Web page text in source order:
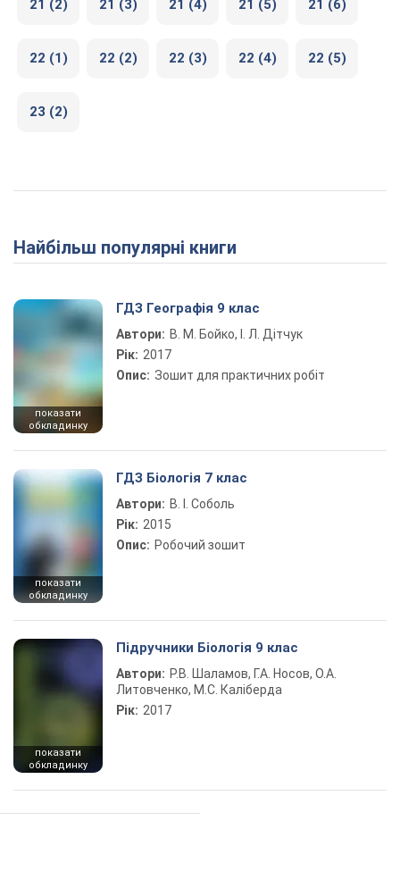
21 (2) 21 (3) 21 (4) 21 (5) 21 (6)
22 (1) 22 (2) 22 (3) 22 (4) 22 (5)
23 (2)
Найбільш популярні книги
показати
обкладинку
ГДЗ Географія 9 клас
Автори: В. М. Бойко, І. Л. Дітчук
Рік: 2017
Опис: Зошит для практичних робіт
показати
обкладинку
ГДЗ Біологія 7 клас
Автори: В. І. Соболь
Рік: 2015
Опис: Робочий зошит
показати
обкладинку
Підручники Біологія 9 клас
Автори: Р.В. Шаламов, Г.А. Носов, О.А.
Литовченко, М.С. Каліберда
Рік: 2017